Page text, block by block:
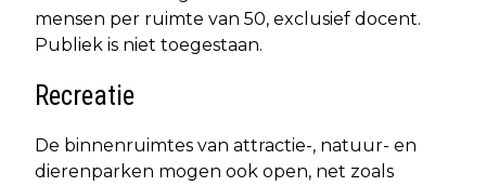
mensen per ruimte van 50, exclusief docent.
Publiek is niet toegestaan.
Recreatie
De binnenruimtes van attractie-, natuur- en
dierenparken mogen ook open, net zoals